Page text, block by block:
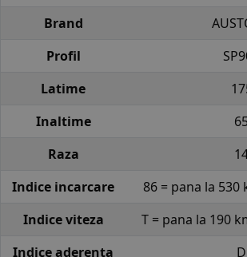
Brand
Profil
Latime
Inaltime
Raza
Indice incarcare
86 = pana la
Indice viteza
T = pana la 190
Indice aderenta
D